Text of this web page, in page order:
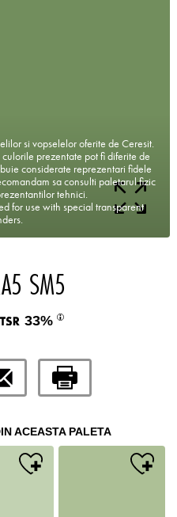
si vopselelor oferite de Ceresit.
prezentate pot fi diferite de
considerate reprezentari fidele
sa consulti paletarul fizic
tehnici.
for use with special transparent
SM5
33%
ACEASTA PALETA